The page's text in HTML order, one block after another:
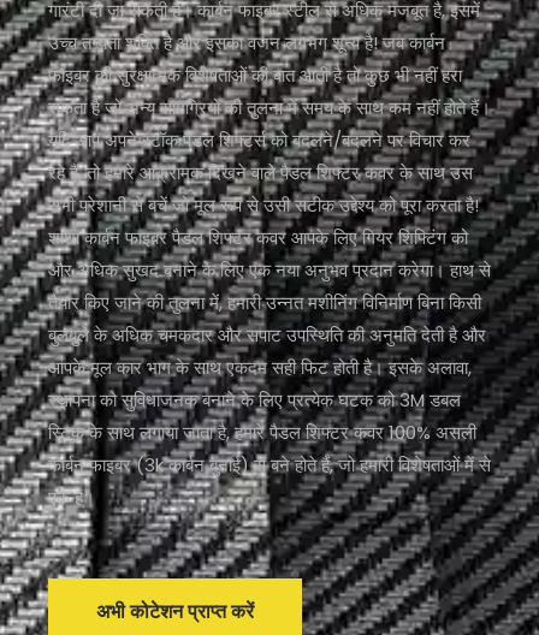
गारंटी दी जा सकती है। कार्बन फाइबर स्टील से अधिक मजबूत है, इसमें
उच्च तन्यता शक्ति है और इसका वजन लगभग शून्य है! जब कार्बन
फाइबर की सुरक्षात्मक विशेषताओं की बात आती है तो कुछ भी नहीं हरा
सकता है जो अन्य सामग्रियों की तुलना में समय के साथ कम नहीं होते हैं।
यदि आप अपने स्टॉक पैडल शिफ्टर्स को बदलने/बदलने पर विचार कर
रहे हैं, तो हमारे आक्रामक दिखने वाले पैडल शिफ्टर कवर के साथ उस
सभी परेशानी से बचें जो मूल रूप से उसी सटीक उद्देश्य को पूरा करता है!
शाशा कार्बन फाइबर पैडल शिफ्टर कवर आपके लिए गियर शिफ्टिंग को
और अधिक सुखद बनाने के लिए एक नया अनुभव प्रदान करेगा। हाथ से
तैयार किए जाने की तुलना में, हमारी उन्नत मशीनिंग विनिर्माण बिना किसी
बुलबुले के अधिक चमकदार और सपाट उपस्थिति की अनुमति देती है और
आपके मूल कार भाग के साथ एकदम सही फिट होती है। इसके अलावा,
स्थापना को सुविधाजनक बनाने के लिए प्रत्येक घटक को 3M डबल
स्टिक के साथ लगाया जाता है, हमारे पैडल शिफ्टर कवर 100% असली
कार्बन फाइबर (3k कार्बन बुनाई) से बने होते हैं, जो हमारी विशेषताओं में से
एक है।
अभी कोटेशन प्राप्त करें